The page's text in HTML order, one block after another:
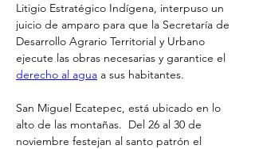
Litigio Estratégico Indígena, interpuso un
juicio de amparo para que la Secretaría de
Desarrollo Agrario Territorial y Urbano
ejecute las obras necesarias y garantice el
derecho al agua a sus habitantes.
San Miguel Ecatepec, está ubicado en lo
alto de las montañas.  Del 26 al 30 de
noviembre festejan al santo patrón el